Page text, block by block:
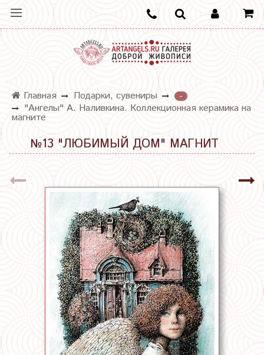
Главная Подарки, сувениры
-
"Ангелы" А. Наливкина. Коллекционная керамика на
магните
№13 "ЛЮБИМЫЙ ДОМ" МАГНИТ